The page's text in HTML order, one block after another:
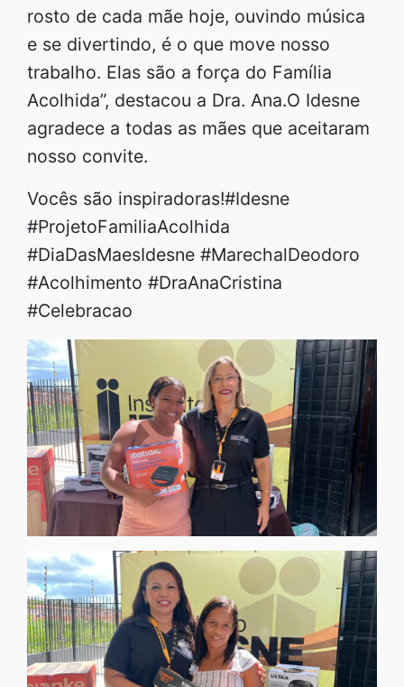
rosto de cada mãe hoje, ouvindo música
e se divertindo, é o que move nosso
trabalho. Elas são a força do Família
Acolhida”, destacou a Dra. Ana.O Idesne
agradece a todas as mães que aceitaram
nosso convite.
Vocês são inspiradoras!#Idesne
#ProjetoFamiliaAcolhida
#DiaDasMaesIdesne #MarechalDeodoro
#Acolhimento #DraAnaCristina
#Celebracao